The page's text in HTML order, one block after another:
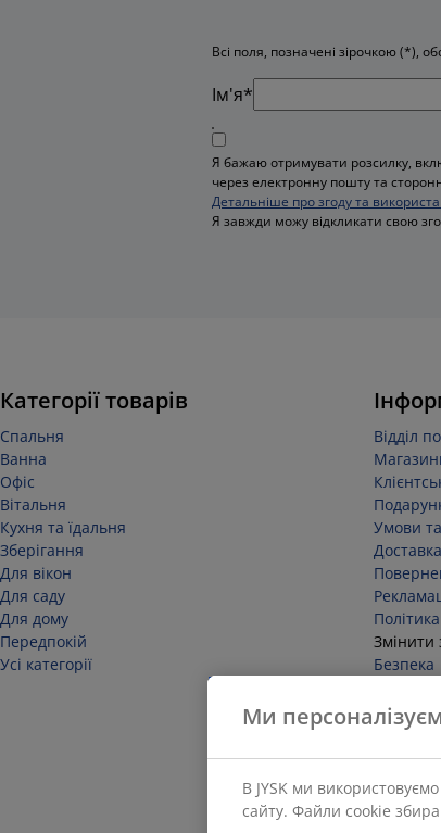
Всі поля, позначені зірочкою (*),
Iм'я*
Я бажаю отримувати розсилку,
через електронну пошту та
Детальніше про згоду та
Я завжди можу відкликати свою
Категорії товарів
Спальня
Ванна
Офіс
Вітальня
Кухня та їдальня
Зберігання
Для вікон
Для саду
Для дому
Передпокій
Усі категорії
Відділ
Умови
Доставка
Змінити
Безпека
Ми
В JYSK ми
сайту. Файли cookie